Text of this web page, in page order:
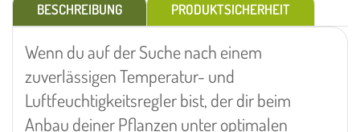
BESCHREIBUNG PRODUKTSICHERHEIT
Wenn du auf der Suche nach einem
zuverlässigen Temperatur- und
Luftfeuchtigkeitsregler bist, der dir beim
Anbau deiner Pflanzen unter optimalen